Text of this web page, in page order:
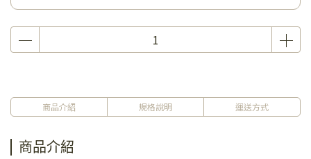
商品介紹 規格說明 運送方式
商品介紹